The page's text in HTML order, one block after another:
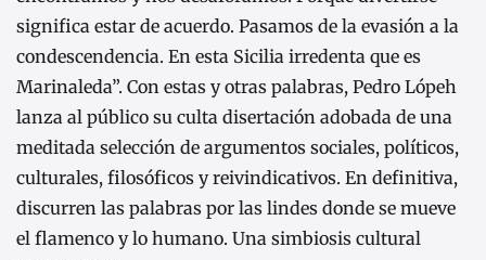
significa estar de acuerdo. Pasamos de la evasión a la
condescendencia. En esta Sicilia irredenta que es
Marinaleda”. Con estas y otras palabras, Pedro Lópeh
lanza al público su culta disertación adobada de una
meditada selección de argumentos sociales, políticos,
culturales, filosóficos y reivindicativos. En definitiva,
discurren las palabras por las lindes donde se mueve
el flamenco y lo humano. Una simbiosis cultural